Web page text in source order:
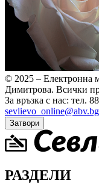
© 2025 – Електронна
Димитрова. Всички
За връзка с нас: тел.
sevlievo_online@abv.bg
Затвори
РАЗДЕЛИ